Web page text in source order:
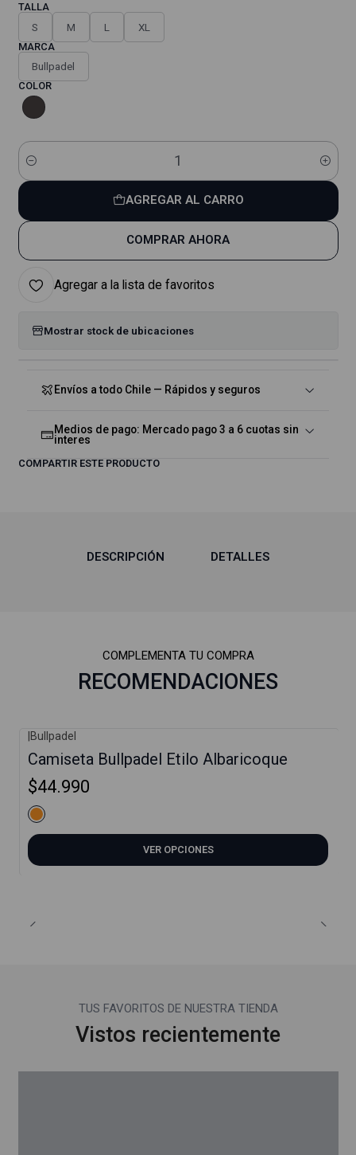
TALLA
S M L XL
MARCA
Bullpadel
COLOR
Cantidad
AGREGAR AL CARRO
COMPRAR AHORA
Agregar a la lista de favoritos
Mostrar stock de ubicaciones
Envíos a todo Chile — Rápidos y seguros
Medios de pago: Mercado pago 3 a 6 cuotas sin
interes
COMPARTIR ESTE PRODUCTO
DESCRIPCIÓN DETALLES
COMPLEMENTA TU COMPRA
RECOMENDACIONES
Bullpadel
Camiseta Bullpadel Etilo Albaricoque
$44.990
VER OPCIONES
TUS FAVORITOS DE NUESTRA TIENDA
Vistos recientemente